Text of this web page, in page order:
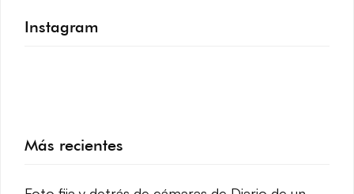
Instagram
Más recientes